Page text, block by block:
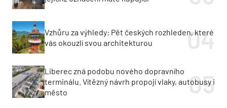
Vzhůru za výhledy: Pět českých rozhleden, které
vás okouzlí svou architekturou
Liberec zná podobu nového dopravního
terminálu. Vítězný návrh propojí vlaky, autobusy i
město